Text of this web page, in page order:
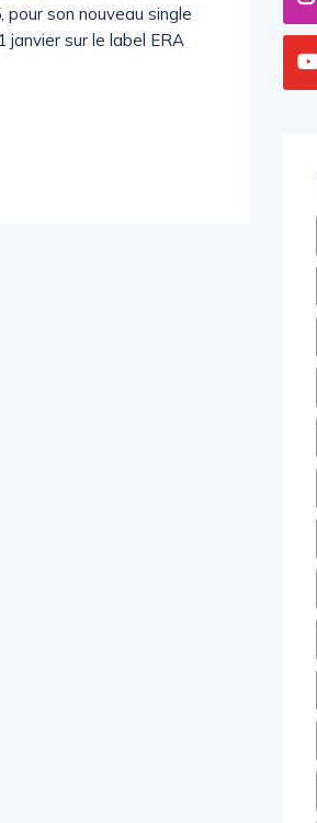
pour son nouveau single
janvier sur le label ERA